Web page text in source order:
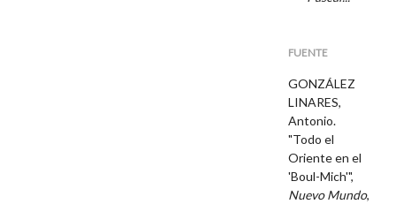
FUENTE
GONZÁLEZ
LINARES,
Antonio.
"Todo el
Oriente en el
'Boul-Mich'",
Nuevo Mundo,